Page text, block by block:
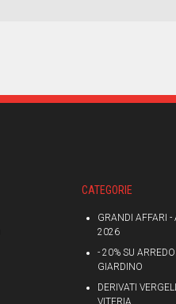
CATEGORIE
GRANDI AFFARI -
2026
- 20% SU ARREDO
GIARDINO
DERIVATI
VITERIA